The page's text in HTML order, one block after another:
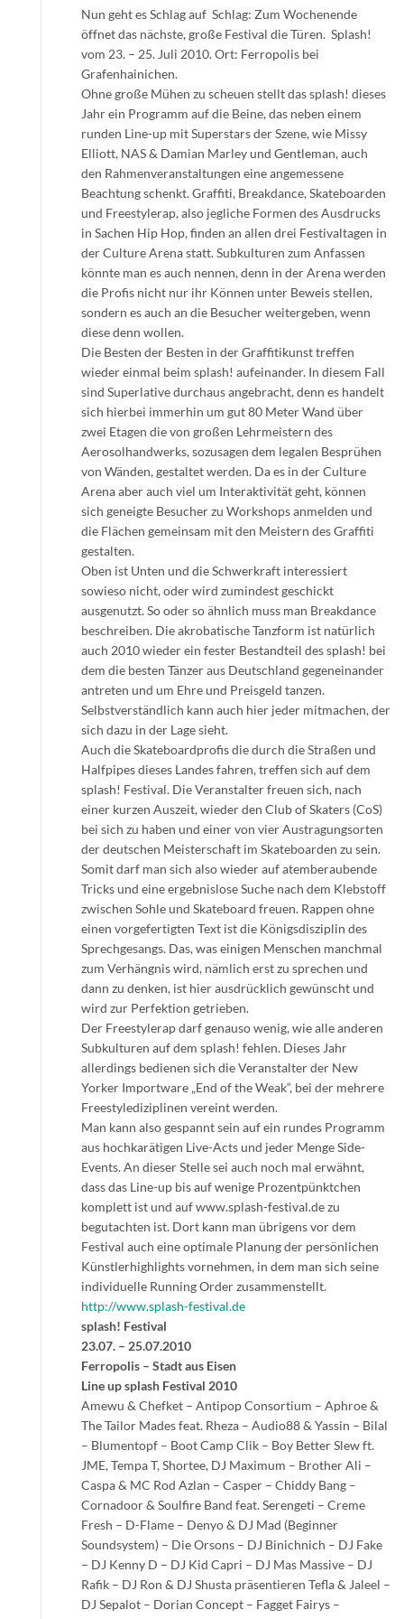
Nun geht es Schlag auf Schlag: Zum Wochenende
öffnet das nächste, große Festival die Türen. Splash!
vom 23. – 25. Juli 2010. Ort: Ferropolis bei
Grafenhainichen.
Ohne große Mühen zu scheuen stellt das splash! dieses
Jahr ein Programm auf die Beine, das neben einem
runden Line-up mit Superstars der Szene, wie Missy
Elliott, NAS & Damian Marley und Gentleman, auch
den Rahmenveranstaltungen eine angemessene
Beachtung schenkt. Graffiti, Breakdance, Skateboarden
und Freestylerap, also jegliche Formen des Ausdrucks
in Sachen Hip Hop, finden an allen drei Festivaltagen in
der Culture Arena statt. Subkulturen zum Anfassen
könnte man es auch nennen, denn in der Arena werden
die Profis nicht nur ihr Können unter Beweis stellen,
sondern es auch an die Besucher weitergeben, wenn
diese denn wollen.
Die Besten der Besten in der Graffitikunst treffen
wieder einmal beim splash! aufeinander. In diesem Fall
sind Superlative durchaus angebracht, denn es handelt
sich hierbei immerhin um gut 80 Meter Wand über
zwei Etagen die von großen Lehrmeistern des
Aerosolhandwerks, sozusagen dem legalen Besprühen
von Wänden, gestaltet werden. Da es in der Culture
Arena aber auch viel um Interaktivität geht, können
sich geneigte Besucher zu Workshops anmelden und
die Flächen gemeinsam mit den Meistern des Graffiti
gestalten.
Oben ist Unten und die Schwerkraft interessiert
sowieso nicht, oder wird zumindest geschickt
ausgenutzt. So oder so ähnlich muss man Breakdance
beschreiben. Die akrobatische Tanzform ist natürlich
auch 2010 wieder ein fester Bestandteil des splash! bei
dem die besten Tänzer aus Deutschland gegeneinander
antreten und um Ehre und Preisgeld tanzen.
Selbstverständlich kann auch hier jeder mitmachen, der
sich dazu in der Lage sieht.
Auch die Skateboardprofis die durch die Straßen und
Halfpipes dieses Landes fahren, treffen sich auf dem
splash! Festival. Die Veranstalter freuen sich, nach
einer kurzen Auszeit, wieder den Club of Skaters (CoS)
bei sich zu haben und einer von vier Austragungsorten
der deutschen Meisterschaft im Skateboarden zu sein.
Somit darf man sich also wieder auf atemberaubende
Tricks und eine ergebnislose Suche nach dem Klebstoff
zwischen Sohle und Skateboard freuen. Rappen ohne
einen vorgefertigten Text ist die Königsdisziplin des
Sprechgesangs. Das, was einigen Menschen manchmal
zum Verhängnis wird, nämlich erst zu sprechen und
dann zu denken, ist hier ausdrücklich gewünscht und
wird zur Perfektion getrieben.
Der Freestylerap darf genauso wenig, wie alle anderen
Subkulturen auf dem splash! fehlen. Dieses Jahr
allerdings bedienen sich die Veranstalter der New
Yorker Importware „End of the Weak“, bei der mehrere
Freestylediziplinen vereint werden.
Man kann also gespannt sein auf ein rundes Programm
aus hochkarätigen Live-Acts und jeder Menge Side-
Events. An dieser Stelle sei auch noch mal erwähnt,
dass das Line-up bis auf wenige Prozentpünktchen
komplett ist und auf www.splash-festival.de zu
begutachten ist. Dort kann man übrigens vor dem
Festival auch eine optimale Planung der persönlichen
Künstlerhighlights vornehmen, in dem man sich seine
individuelle Running Order zusammenstellt.
http://www.splash-festival.de
splash! Festival
23.07. – 25.07.2010
Ferropolis – Stadt aus Eisen
Line up splash Festival 2010
Amewu & Chefket – Antipop Consortium – Aphroe &
The Tailor Mades feat. Rheza – Audio88 & Yassin – Bilal
– Blumentopf – Boot Camp Clik – Boy Better Slew ft.
JME, Tempa T, Shortee, DJ Maximum – Brother Ali –
Caspa & MC Rod Azlan – Casper – Chiddy Bang –
Cornadoor & Soulfire Band feat. Serengeti – Creme
Fresh – D-Flame – Denyo & DJ Mad (Beginner
Soundsystem) – Die Orsons – DJ Binichnich – DJ Fake
– DJ Kenny D – DJ Kid Capri – DJ Mas Massive – DJ
Rafik – DJ Ron & DJ Shusta präsentieren Tefla & Jaleel –
DJ Sepalot – Dorian Concept – Fagget Fairys –